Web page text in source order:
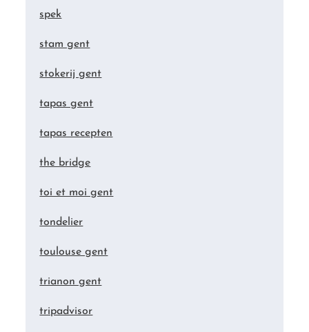
spek
stam gent
stokerij gent
tapas gent
tapas recepten
the bridge
toi et moi gent
tondelier
toulouse gent
trianon gent
tripadvisor